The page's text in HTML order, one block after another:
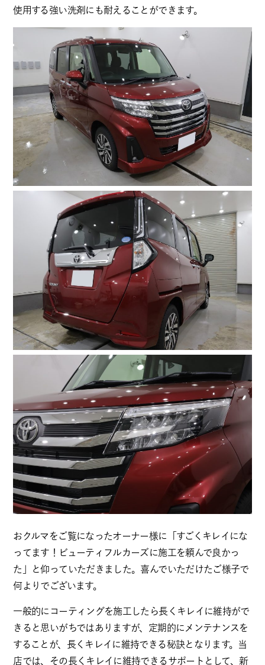
使用する強い洗剤にも耐えることができます。
おクルマをご覧になったオーナー様に「すごくキレイにな
ってます！ビューティフルカーズに施工を頼んで良かっ
た」と仰っていただきました。喜んでいただけたご様子で
何よりでございます。
一般的にコーティングを施工したら長くキレイに維持がで
きると思いがちではありますが、定期的にメンテナンスを
することが、長くキレイに維持できる秘訣となります。当
店では、その長くキレイに維持できるサポートとして、新